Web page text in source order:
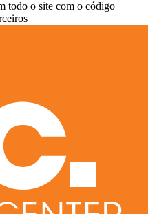
todo o site com o código